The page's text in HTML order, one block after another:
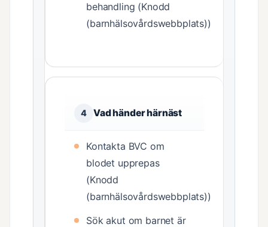
behandling (Knodd
(barnhälsovårdswebbplats))
4 Vad händer härnäst
Kontakta BVC om
blodet upprepas
(Knodd
(barnhälsovårdswebbplats))
Sök akut om barnet är